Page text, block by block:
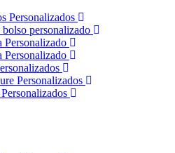
Personalizados
personalizado
Personalizado
Personalizado
Personalizados